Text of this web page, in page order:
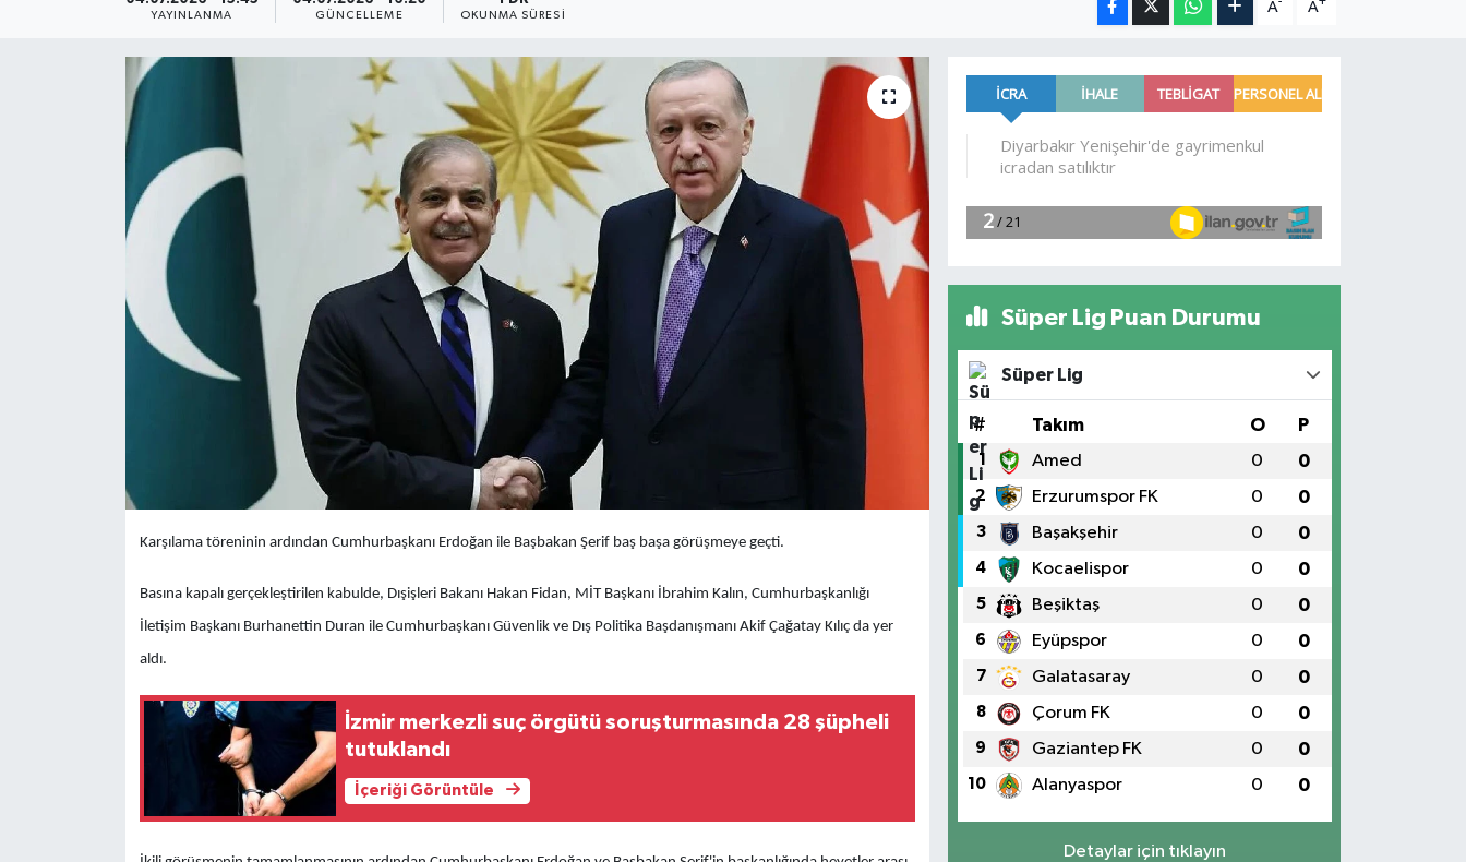
YAYINLANMA GÜNCELLEME OKUNMA SÜRESI
A A
Karşılama töreninin ardından Cumhurbaşkanı Erdoğan ile Başbakan Şerif baş başa görüşmeye geçti.
Basına kapalı gerçekleştirilen kabulde, Dışişleri Bakanı Hakan Fidan, MİT Başkanı İbrahim Kalın, Cumhurbaşkanlığı
İletişim Başkanı Burhanettin Duran ile Cumhurbaşkanı Güvenlik ve Dış Politika Başdanışmanı Akif Çağatay Kılıç da yer
aldı.
İzmir merkezli suç örgütü soruşturmasında 28 şüpheli
tutuklandı
İçeriği Görüntüle
Süper Lig Puan Durumu
Süper Lig
# Takım O P
1 Amed 0 0
2 Erzurumspor FK 0 0
3 Başakşehir 0 0
4 Kocaelispor 0 0
5 Beşiktaş 0 0
6 Eyüpspor 0 0
7 Galatasaray 0 0
8 Çorum FK 0 0
9 Gaziantep FK 0 0
10 Alanyaspor 0 0
Detaylar için tıklayın
Bi̇li̇m & Teknoloji̇